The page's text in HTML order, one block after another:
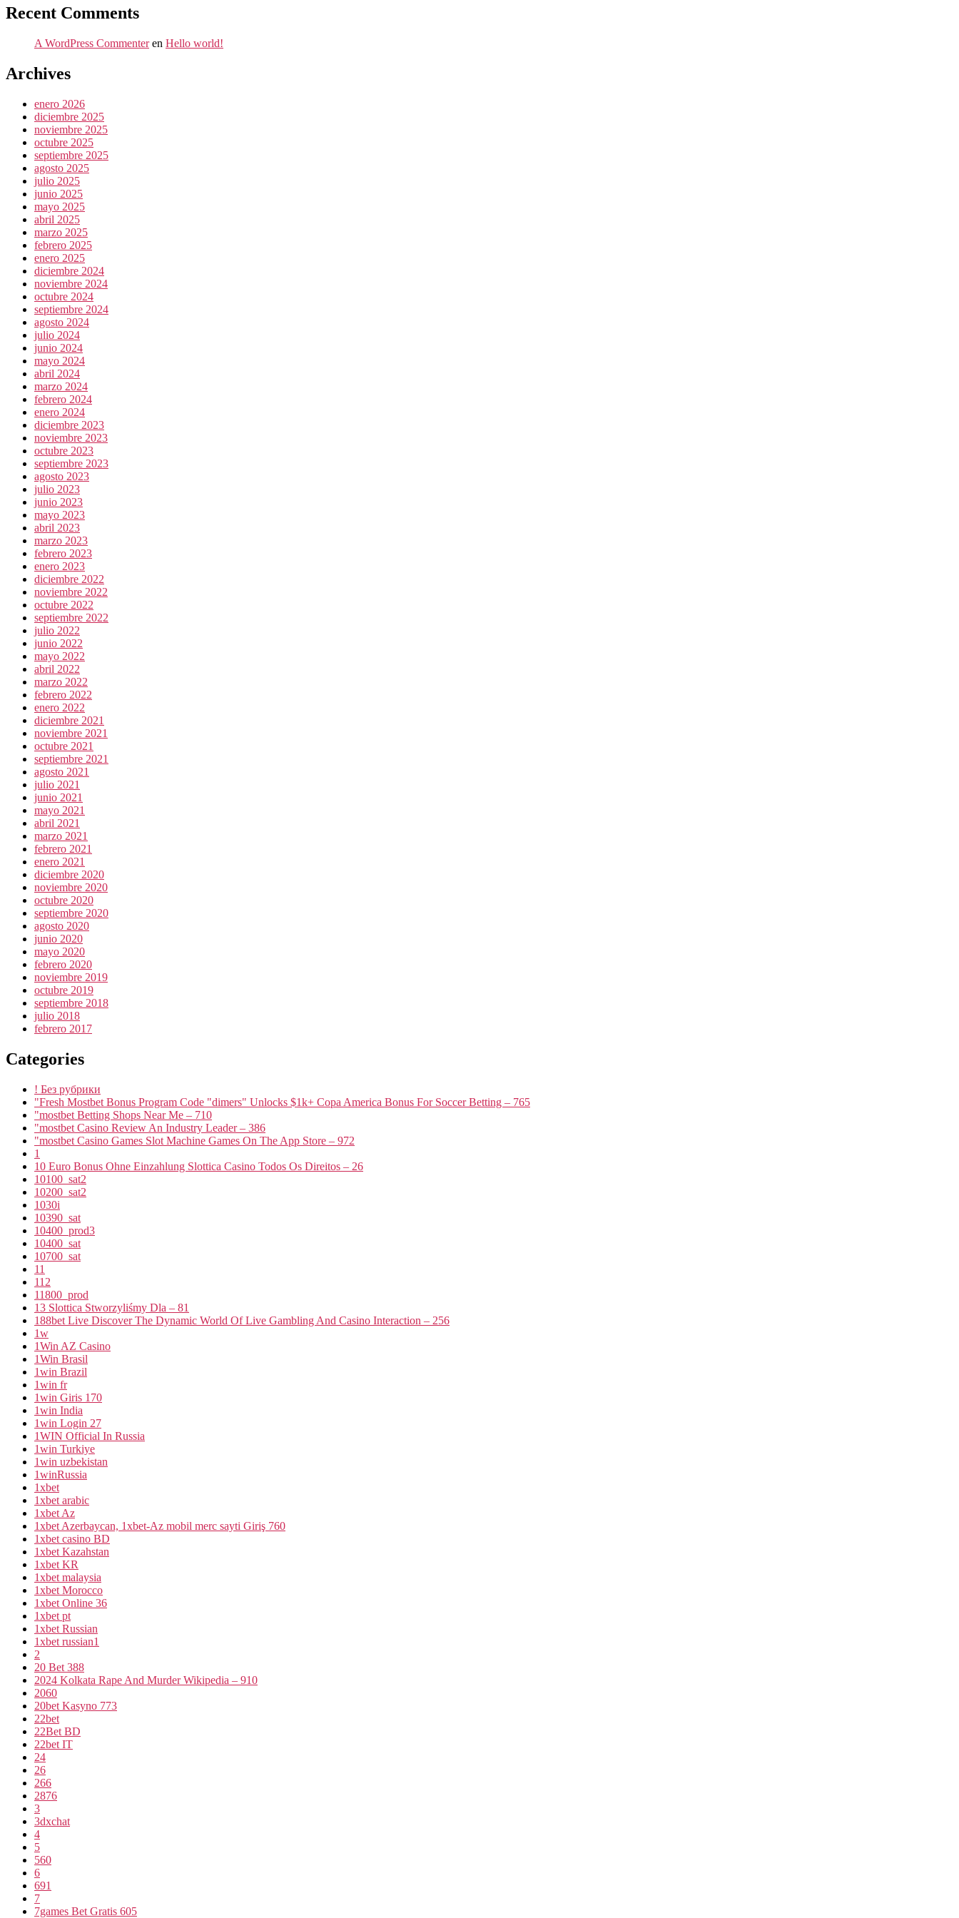
Recent Comments
A WordPress Commenteren Hello world!
Archives
enero 2026
diciembre 2025
noviembre 2025
octubre 2025
septiembre 2025
agosto 2025
julio 2025
junio 2025
mayo 2025
abril 2025
marzo 2025
febrero 2025
enero 2025
diciembre 2024
noviembre 2024
octubre 2024
septiembre 2024
agosto 2024
julio 2024
junio 2024
mayo 2024
abril 2024
marzo 2024
febrero 2024
enero 2024
diciembre 2023
noviembre 2023
octubre 2023
septiembre 2023
agosto 2023
julio 2023
junio 2023
mayo 2023
abril 2023
marzo 2023
febrero 2023
enero 2023
diciembre 2022
noviembre 2022
octubre 2022
septiembre 2022
julio 2022
junio 2022
mayo 2022
abril 2022
marzo 2022
febrero 2022
enero 2022
diciembre 2021
noviembre 2021
octubre 2021
septiembre 2021
agosto 2021
julio 2021
junio 2021
mayo 2021
abril 2021
marzo 2021
febrero 2021
enero 2021
diciembre 2020
noviembre 2020
octubre 2020
septiembre 2020
agosto 2020
junio 2020
mayo 2020
febrero 2020
noviembre 2019
octubre 2019
septiembre 2018
julio 2018
febrero 2017
Categories
! Без рубрики
"Fresh Mostbet Bonus Program Code "dimers" Unlocks $1k+ Copa America Bonus For Soccer Betting – 765
"mostbet Betting Shops Near Me – 710
"mostbet Casino Review An Industry Leader – 386
"‎mostbet Casino Games Slot Machine Games On The App Store – 972
1
10 Euro Bonus Ohne Einzahlung Slottica Casino Todos Os Direitos – 26
10100_sat2
10200_sat2
1030i
10390_sat
10400_prod3
10400_sat
10700_sat
11
112
11800_prod
13 Slottica Stworzyliśmy Dla – 81
188bet Live Discover The Dynamic World Of Live Gambling And Casino Interaction – 256
1w
1Win AZ Casino
1Win Brasil
1win Brazil
1win fr
1win Giris 170
1win India
1win Login 27
1WIN Official In Russia
1win Turkiye
1win uzbekistan
1winRussia
1xbet
1xbet arabic
1xbet Az
1xbet Azerbaycan, 1xbet-Az mobil merc sayti Giriş 760
1xbet casino BD
1xbet Kazahstan
1xbet KR
1xbet malaysia
1xbet Morocco
1xbet Online 36
1xbet pt
1xbet Russian
1xbet russian1
2
20 Bet 388
2024 Kolkata Rape And Murder Wikipedia – 910
2060
20bet Kasyno 773
22bet
22Bet BD
22bet IT
24
26
266
2876
3
3dxchat
4
5
560
6
691
7
7games Bet Gratis 605